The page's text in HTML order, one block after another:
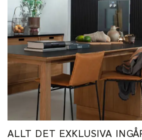
ALLT DET EXKLUSIVA